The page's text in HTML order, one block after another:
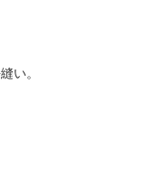
い。